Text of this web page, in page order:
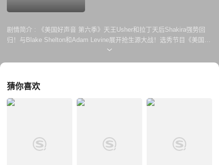
剧情简介 :
《美国好声音 第六季》天王Usher和拉丁天后Shakira强势回
归！与Blake Shelton和Adam Levine展开抢生源大战！选秀节目《美国好
声音》(The Voice)移植自欧洲的Voice of Holland（荷兰之声），荷兰之声
猜你喜欢